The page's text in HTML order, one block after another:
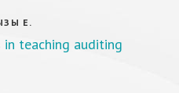
Е.
teaching auditing